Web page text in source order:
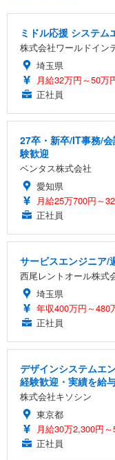
ミドル応援 システム
株式会社ワールドイン
埼玉県
月給32万円～50万
正社員
27卒・新卒/IT事務/
験歓迎
ベンタス株式会社
愛知県
月給25万700円～
正社員
サービスエンジニア/
西尾レントオール株式
埼玉県
年収400万円～480
正社員
デザインシステムエ
経験歓迎・実績を給
株式会社キソシン
東京都
月給30万2,300円
正社員